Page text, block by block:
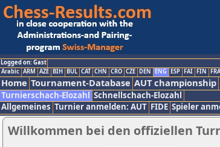
Logged on: Gast
Arabic ARM AZE BIH BUL CAT CHN CRO CZE DEN ENG ESP FAI FIN FRA
Home Tournament-Database AUT championship
Turnierschach-Elozahl Schnellschach-Elozahl
Allgemeines Turnier anmelden: AUT FIDE Spieler
Willkommen bei den offiziellen